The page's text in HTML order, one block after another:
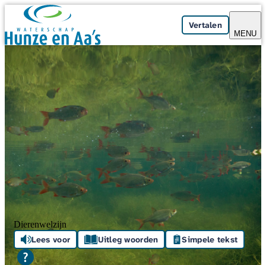
Skip navigation
Vertalen
MENU
Dierenwelzijn
Lees voor Uitleg woorden Simpele tekst